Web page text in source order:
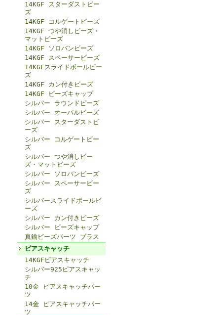
14KGF スターダストビー
ズ
14KGF コルゲートビーズ
14KGF つや消しビーズ・
マットビーズ
14KGF ソロバンビーズ
14KGF スペーサービーズ
14KGFスライドボールビー
ズ
14KGF カン付きビーズ
14KGF ビーズキャップ
シルバー ラウンドビーズ
シルバー オーバルビーズ
シルバー スターダストビ
ーズ
シルバー コルゲートビー
ズ
シルバー つや消しビー
ズ・マットビーズ
シルバー ソロバンビーズ
シルバー スペーサービー
ズ
シルバースライドボールビ
ーズ
シルバー カン付きビーズ
シルバー ビーズキャップ
真鍮ビーズパーツ ブラス
ピアスキャッチ
14KGFピアスキャッチ
シルバー925ピアスキャッ
チ
10金 ピアスキャッチパー
ツ
14金 ピアスキャッチパー
ツ